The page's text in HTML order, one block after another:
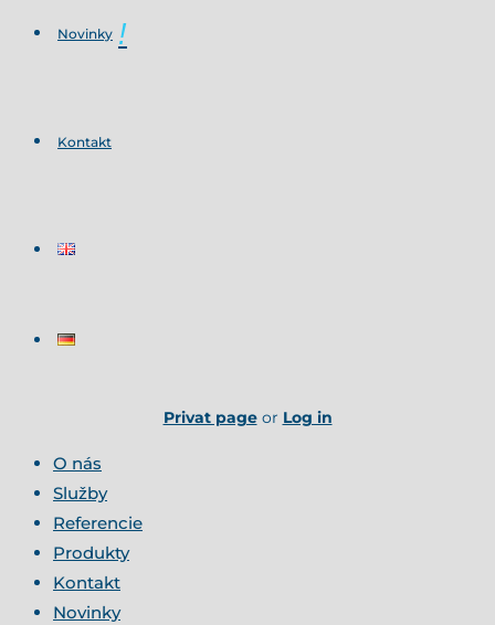
Novinky
Kontakt
Privat pageor Log in
O nás
Služby
Referencie
Produkty
Kontakt
Novinky